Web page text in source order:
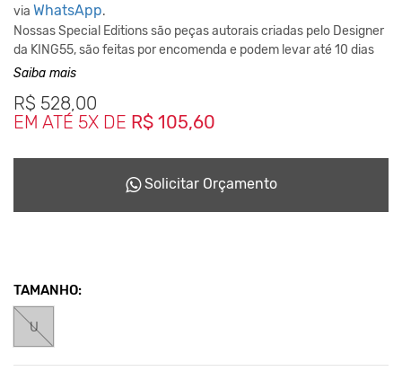
via WhatsApp.
Nossas Special Editions são peças autorais criadas pelo Designer
da KING55, são feitas por encomenda e podem levar até 10 dias
para ficarem prontas dependendo da disponiblidade do nosso
Este Conceito da Marca nasceu desde o inicio em 2001,
reciclando tudo que podia para não haver sobras que seriam
Saiba mais
R$ 528,00
EM ATÉ 5X DE R$ 105,60
Solicitar Orçamento
TAMANHO:
U